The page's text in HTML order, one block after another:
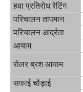
गुणवत्ता नियंत्रण
समाचार
हवा प्रतिरोध रेटिंग
परिचालन तापमान
परिचालन आर्द्रता
आयाम
रोलर ब्रश आयाम
सफाई चौड़ाई